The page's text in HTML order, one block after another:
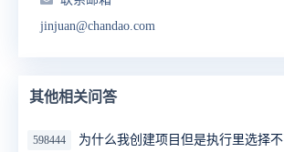
jinjuan@chandao.com
其他相关问答
598444
为什么我创建项目但是执行里选择